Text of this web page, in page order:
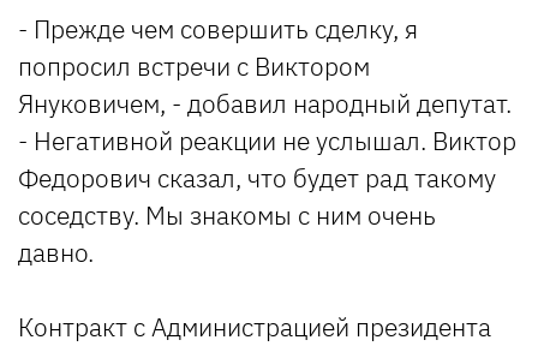
- Прежде чем совершить сделку, я
попросил встречи с Виктором
Януковичем, - добавил народный депутат.
- Негативной реакции не услышал. Виктор
Федорович сказал, что будет рад такому
соседству. Мы знакомы с ним очень
давно.
Контракт с Администрацией президента